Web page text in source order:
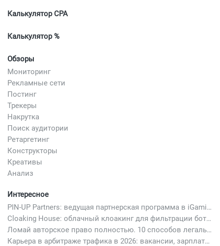
Калькулятор CPA
Калькулятор %
Обзоры
Мониторинг
Рекламные сети
Постинг
Трекеры
Накрутка
Поиск аудитории
Ретаргетинг
Конструкторы
Креативы
Анализ
Интересное
PIN-UP Partners: ведущая партнерская программа в iGaming
Cloaking House: облачный клоакинг для фильтрации ботов FB и Google Ads — гайд PHP-интеграции 2026
Ломай авторское право полностью. 10 способов легально добавить любимый трек в свой креатив
Карьера в арбитраже трафика в 2026: вакансии, зарплаты и как начать